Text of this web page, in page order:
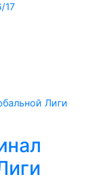
17
Лиги